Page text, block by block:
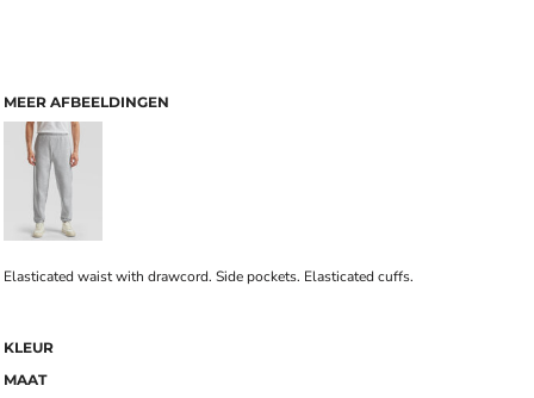
MEER AFBEELDINGEN
Elasticated waist with drawcord. Side pockets. Elasticated cuffs.
KLEUR
MAAT